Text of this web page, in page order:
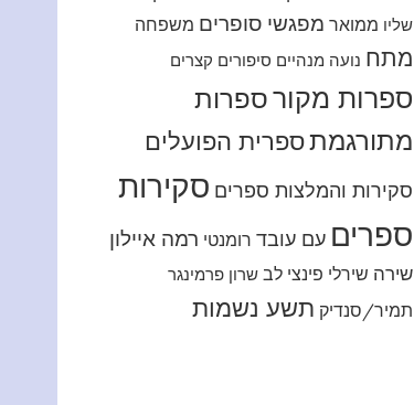
שליו ממואר מפגשי סופרים משפחה
מתח נועה מנהיים סיפורים קצרים
ספרות מקורספרות
מתורגמתספרית הפועלים
סקירות והמלצות ספרים סקירות
ספרים עם עובד רומנטי רמה איילון
שירה שירלי פינצי לב שרון פרמינגר
תמיר/סנדיק תשע נשמות